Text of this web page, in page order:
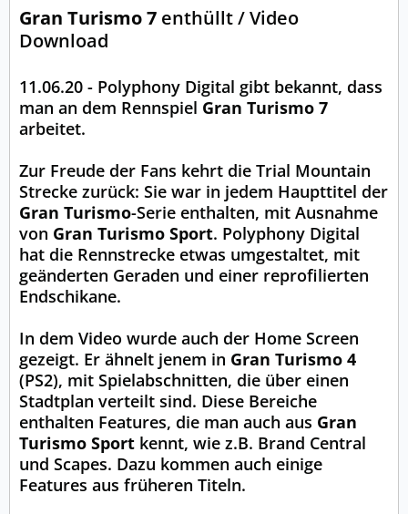
Gran Turismo 7 enthüllt / Video
Download
11.06.20 - Polyphony Digital gibt bekannt, dass
man an dem Rennspiel Gran Turismo 7
arbeitet.
Zur Freude der Fans kehrt die Trial Mountain
Strecke zurück: Sie war in jedem Haupttitel der
Gran Turismo-Serie enthalten, mit Ausnahme
von Gran Turismo Sport. Polyphony Digital
hat die Rennstrecke etwas umgestaltet, mit
geänderten Geraden und einer reprofilierten
Endschikane.
In dem Video wurde auch der Home Screen
gezeigt. Er ähnelt jenem in Gran Turismo 4
(PS2), mit Spielabschnitten, die über einen
Stadtplan verteilt sind. Diese Bereiche
enthalten Features, die man auch aus Gran
Turismo Sport kennt, wie z.B. Brand Central
und Scapes. Dazu kommen auch einige
Features aus früheren Titeln.